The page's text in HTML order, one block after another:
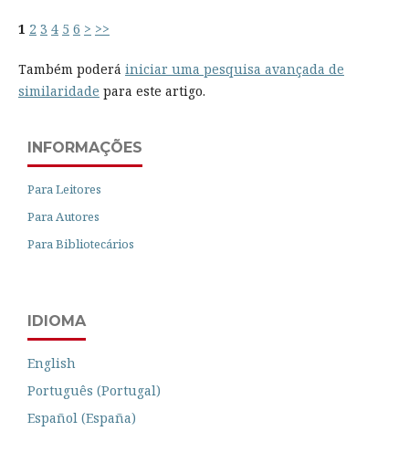
1 2 3 4 5 6 > >>
Também poderá iniciar uma pesquisa avançada de
similaridade para este artigo.
INFORMAÇÕES
Para Leitores
Para Autores
Para Bibliotecários
IDIOMA
English
Português (Portugal)
Español (España)